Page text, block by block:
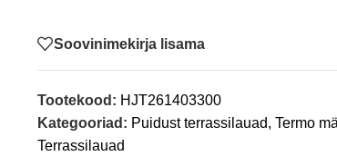
Soovinimekirja lisama
Tootekood: HJT261403300
Kategooriad: Puidust terrassilauad, Termo
Terrassilauad